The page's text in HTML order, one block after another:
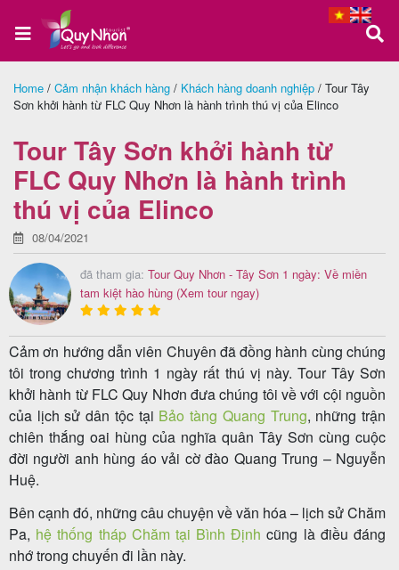
Trang
Tour
Quy
Nhơn
Tour
Phú
Yên
Tour
nước
Home / Cảm nhận khách hàng / Khách hàng doanh nghiệp / Tour Tây
Sơn khởi hành từ FLC Quy Nhơn là hành trình thú vị của Elinco
Tour Tây Sơn khởi hành từ
FLC Quy Nhơn là hành trình
thú vị của Elinco
08/04/2021
đã tham gia: Tour Quy Nhơn - Tây Sơn 1 ngày: Về miền
tam kiệt hào hùng (Xem tour ngay)
Cảm ơn hướng dẫn viên Chuyên đã đồng hành cùng chúng
tôi trong chương trình 1 ngày rất thú vị này. Tour Tây Sơn
khởi hành từ FLC Quy Nhơn đưa chúng tôi về với cội nguồn
của lịch sử dân tộc tại Bảo tàng Quang Trung, những trận
chiên thắng oai hùng của nghĩa quân Tây Sơn cùng cuộc
đời người anh hùng áo vải cờ đào Quang Trung – Nguyễn
Huệ.
Bên cạnh đó, những câu chuyện về văn hóa – lịch sử Chăm
Pa, hệ thống tháp Chăm tại Bình Định cũng là điều đáng
nhớ trong chuyến đi lần này.